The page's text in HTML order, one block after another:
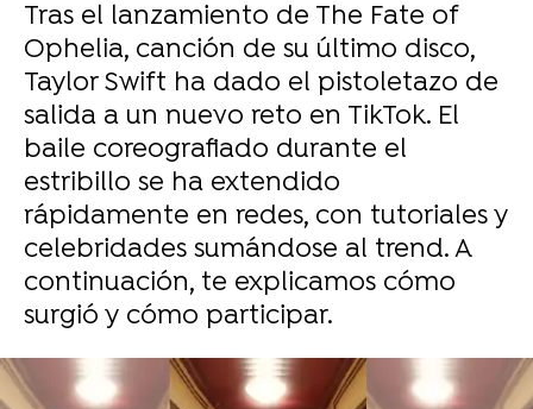
Tras el lanzamiento de The Fate of
Ophelia, canción de su último disco,
Taylor Swift ha dado el pistoletazo de
salida a un nuevo reto en TikTok. El
baile coreografiado durante el
estribillo se ha extendido
rápidamente en redes, con tutoriales y
celebridades sumándose al trend. A
continuación, te explicamos cómo
surgió y cómo participar.